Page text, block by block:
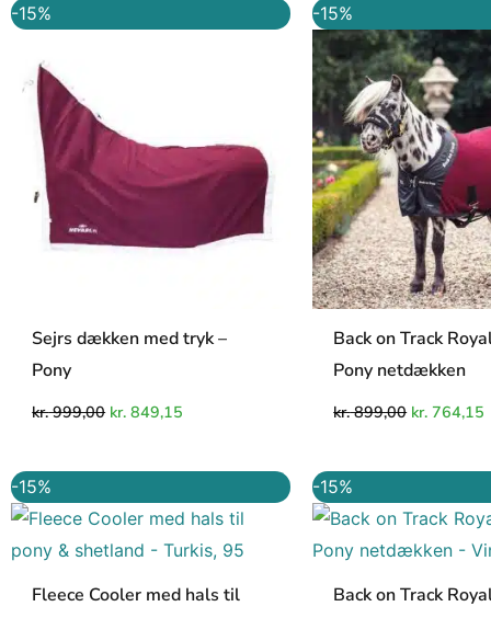
-15%
Sejrs dækken med tryk –
Pony
kr.999,00
oprindelige
kr. 849,15
aktuelle
-15%
Back on Track
Pony netdækken
kr.899,00
pris
var:
kr. 899,00.
kr. 764,15
-15%
Fleece Cooler med hals til
oprindelige
pris
var:
kr. 349,00.
aktuelle
pris
er:
kr. 296,65.
-15%
Back on Track
pris
var:
kr. 899,00.
er: